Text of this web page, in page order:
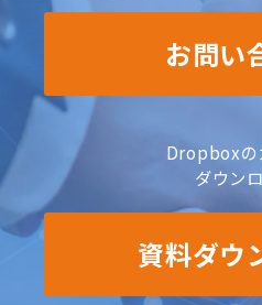
お問い
Dropboxの
ダウン
資料ダウ